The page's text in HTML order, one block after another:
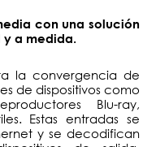
con una solución
y a medida.
la convergencia de
de dispositivos como
Blu-ray,
Estas entradas se
y se decodifican